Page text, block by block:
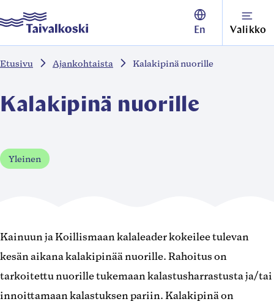
Siirry
suoraan
↓
Taivalkoski
En Valikko
Etusivu Ajankohtaista Kalakipinä nuorille
Kalakipinä nuorille
Yleinen
Kainuun ja Koillismaan kalaleader kokeilee tulevan
kesän aikana kalakipinää nuorille. Rahoitus on
tarkoitettu nuorille tukemaan kalastusharrastusta ja/tai
innoittamaan kalastuksen pariin. Kalakipinä on